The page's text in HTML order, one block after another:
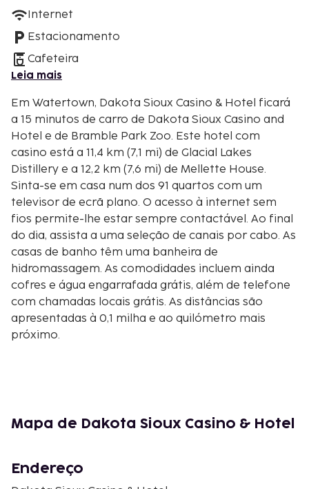
Internet
Estacionamento
Cafeteira
Leia mais
Em Watertown, Dakota Sioux Casino & Hotel ficará
a 15 minutos de carro de Dakota Sioux Casino and
Hotel e de Bramble Park Zoo. Este hotel com
casino está a 11,4 km (7,1 mi) de Glacial Lakes
Distillery e a 12,2 km (7,6 mi) de Mellette House.
Sinta-se em casa num dos 91 quartos com um
televisor de ecrã plano. O acesso à internet sem
fios permite-lhe estar sempre contactável. Ao final
do dia, assista a uma seleção de canais por cabo. As
casas de banho têm uma banheira de
hidromassagem. As comodidades incluem ainda
cofres e água engarrafada grátis, além de telefone
com chamadas locais grátis. As distâncias são
apresentadas à 0,1 milha e ao quilómetro mais
próximo.
Riverside Park - 12,2 km/7,6 mi
Watertown Family Aquatic Center - 14 km/8,7 mi
Mapa de Dakota Sioux Casino & Hotel
Endereço